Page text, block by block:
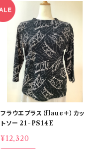
フラウエプラス（flaue＋）カッ
トソー 21−PS14E
¥12,320